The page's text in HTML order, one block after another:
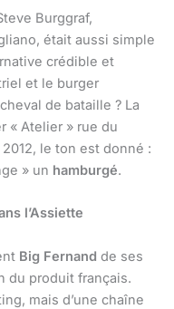
Burggraf,
était aussi simple
crédible et
et le burger
de bataille ? La
« Atelier » rue du
le ton est donné :
» un hamburgé.
l’Assiette
Big Fernand de ses
du produit français.
mais d’une chaîne